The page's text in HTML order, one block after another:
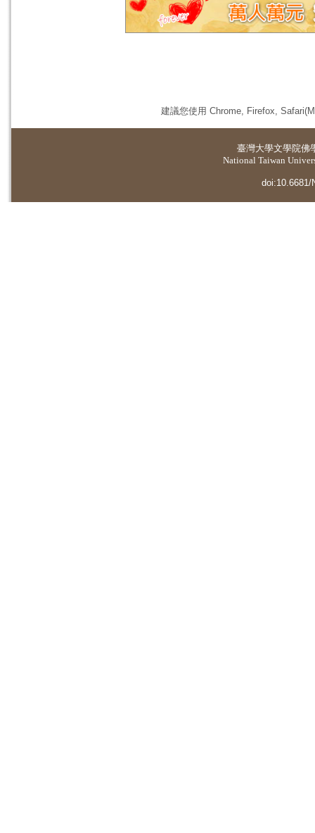
建議您使用 Chrome, Firefox,
臺灣大學文學院佛
National Taiwan
doi:10.6681/